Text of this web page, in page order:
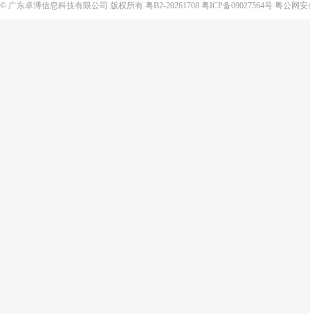
© 广东卓博信息科技有限公司 版权所有 粤B2-20261708 粤ICP备09027564号 粤公网安